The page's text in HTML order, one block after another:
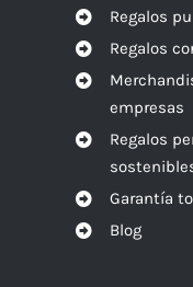
Regalos
Regalos
empresas
Regalos
Garantía
Blog